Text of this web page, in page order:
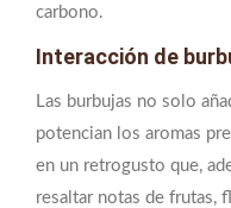
carbono.
Interacción de
Las burbujas no solo
potencian los aromas
en un retrogusto que,
resaltar notas de frutas,